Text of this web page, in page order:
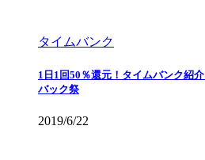
タイムバンク
1日1回50％還元！タイムバンク紹
バック祭
2019/6/22